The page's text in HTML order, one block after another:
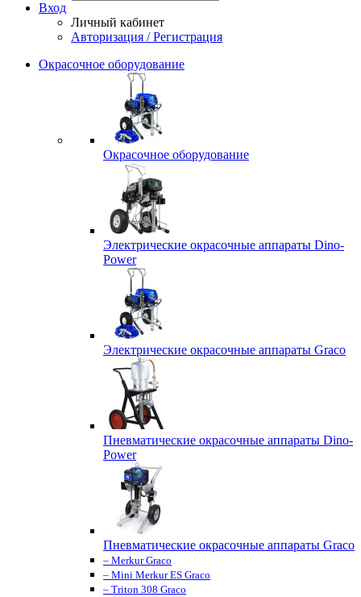
Вход
Личный кабинет
Авторизация / Регистрация
Окрасочное оборудование
Окрасочное оборудование
Электрические окрасочные аппараты Dino-
Power
Электрические окрасочные аппараты Graco
Пневматические окрасочные аппараты Dino-
Power
Пневматические окрасочные аппараты Graco
– Merkur Graco
– Mini Merkur ES Graco
– Triton 308 Graco